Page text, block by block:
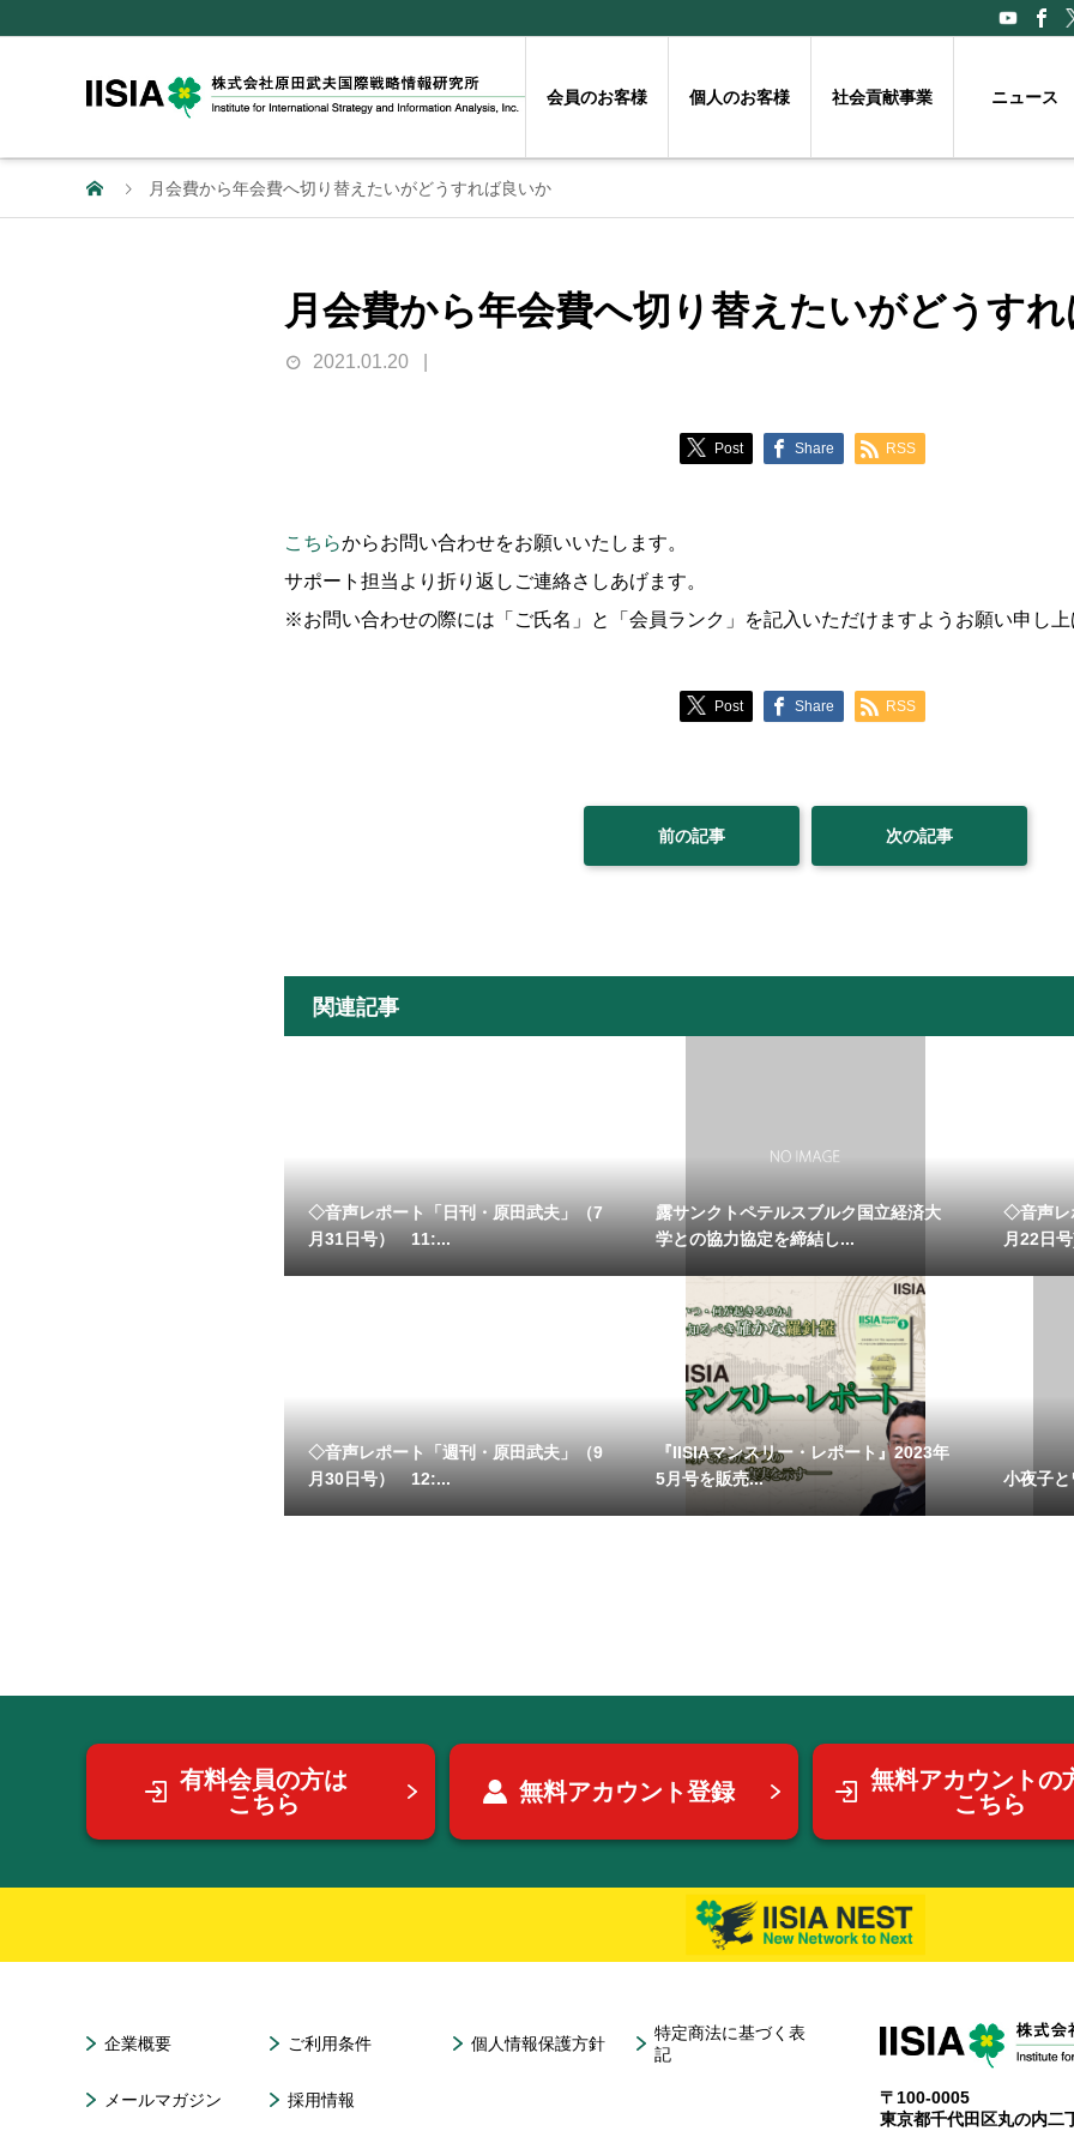
会員のお客様 個人のお客様 社会貢献事業 ニュース
月会費から年会費へ切り替えたいがどうすれば良いか
月会費から年会費へ切り替えたいがどうす
2021.01.20
Post Share RSS
こちらからお問い合わせをお願いいたします。
サポート担当より折り返しご連絡さしあげます。
※お問い合わせの際には「ご氏名」と「会員ランク」を記入いただけますようお願い申し
Post Share RSS
前の記事 次の記事
関連記事
◇音声レポート「日刊・原田武夫」（7
月31日号） 11:...
露サンクトペテルスブルク国立経済大
学との協力協定を締結し...
◇音声レ
月22日
◇音声レポート「週刊・原田武夫」（9
月30日号） 12:...
『IISIAマンスリー・レポート』2023年
5月号を販売...
小夜子
有料会員の方は
こちら
無料アカウント登録
無料アカウントの
こちら
企業概要 ご利用条件 個人情報保護方針
特定商法に基づく表
記
メールマガジン 採用情報
〒100-0005
東京都千代田区丸の内二